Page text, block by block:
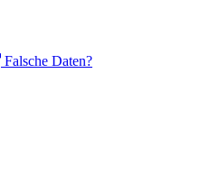
Falsche Daten?